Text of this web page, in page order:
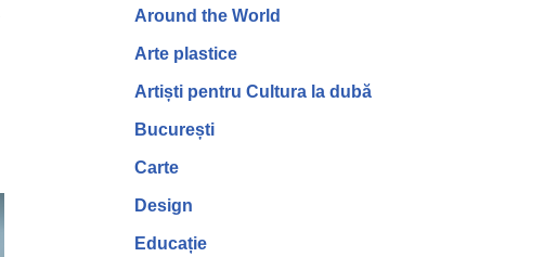
Around the World
Arte plastice
Artiști pentru Cultura la dubă
București
Carte
Design
Educație